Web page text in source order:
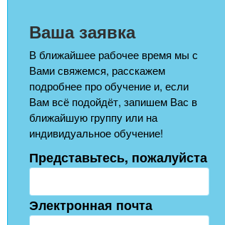
Ваша заявка
В ближайшее рабочее время мы с
Вами свяжемся, расскажем
подробнее про обучение и, если
Вам всё подойдёт, запишем Вас в
ближайшую группу или на
индивидуальное обучение!
Представьтесь, пожалуйста
Электронная почта